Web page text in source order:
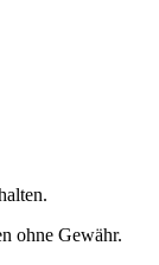
ohne Gewähr.